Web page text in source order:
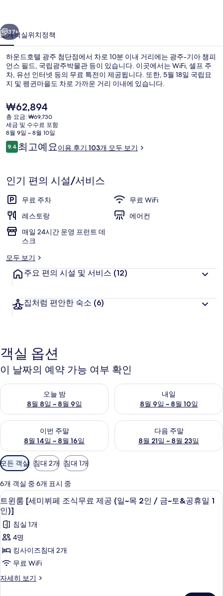
첨
단
점
의
진
갤
러
37+
소개객실위치정책
하운드호텔 광주 첨단점에서 차로 10분 이내 거리에는 광주-기아 챔피
언스 필드, 국립광주박물관 등이 있습니다. 이곳에서는 WiFi, 셀프 주
차, 유선 인터넷 등의 무료 특전이 제공됩니다. 또한, 5월 18일 국립묘
지 및 펭귄마을도 차로 가까운 거리 이내에 있습니다.
현
재
가
격
은
₩62,894
₩62,894
총 요금: ₩69,730
세금 및 수수료 포함
8월 9일 ~ 8월 10일
이
용
기
9.410점 만점 중 9.4점.
최고예요이용 후기 103개 모두 보기
인기 편의 시설/서비스
무료 주차
무료 WiFi
레스토랑
에어컨
매일 24시간 운영 프런트 데
스크
모두 보기
주요 편의 시설 및 서비스 (12)
집처럼 편안한 숙소 (6)
객실 옵션
이 날짜의 예약 가능 여부 확인
오늘 밤
8월 8일 ~ 8월 9일
오늘 밤 예약 가능 여부 확인, 8월 8일 ~ 8월 9일
내일
8월 9일 ~ 8월 10일
내일 예약 가능 여부 확인, 8월
이번 주말
8월 14일 ~ 8월 16일
이번 주말 예약 가능 여부 확인, 8월 14일 ~ 8월 16일
다음 주말
8월 21일 ~ 8월 23일
다음 주말 예약 가능 여부 확인
객
실
에
사
용
가
능
한
필
터
모든 객실 침대 2개 침대 1개
6개 객실 중 6개 표시 중
트
윈
룸
[세
미
뷔
페
트윈룸 [세미뷔페 조식무료 제공 (일~
4
트윈룸 [세미뷔페 조식무료 제공 (일~목 2인 / 금~토&공휴일 1
인)]
침실 1개
4명
킹사이즈침대 2개
무료 WiFi
자세히 보기
트